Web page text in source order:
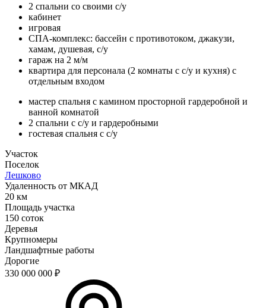
2 спальни со своими с/у
кабинет
игровая
СПА-комплекс: бассейн с противотоком, джакузи,
хамам, душевая, с/у
гараж на 2 м/м
квартира для персонала (2 комнаты с с/у и кухня) с
отдельным входом
мастер спальня с камином просторной гардеробной и
ванной комнатой
2 спальни с с/у и гардеробными
гостевая спальня с с/у
Участок
Поселок
Лешково
Удаленность от МКАД
20 км
Площадь участка
150 соток
Деревья
Крупномеры
Ландшафтные работы
Дорогие
330 000 000 ₽